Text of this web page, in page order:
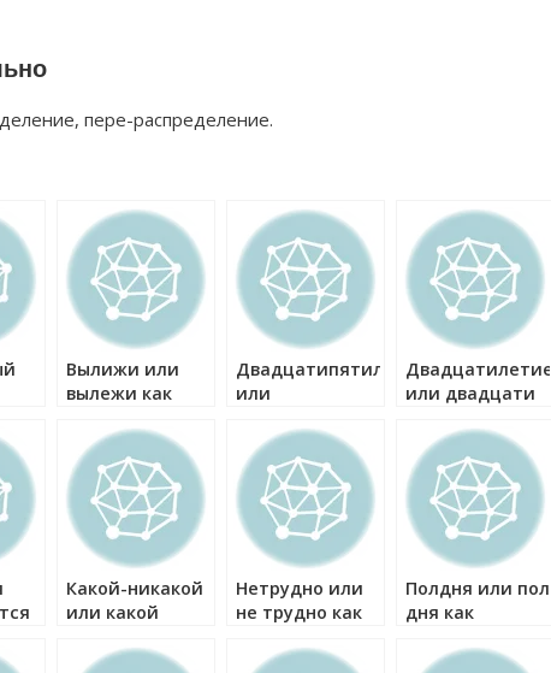
пере-распределение.
Вылижи или
вылежи как
Двадцатипятилетие
или
летие как
правильно?
Двадцатилетие
или двадцати
правильно?
Какой-никакой
или какой
правильно?
Нетрудно или
не трудно как
Полдня или пол
дня как